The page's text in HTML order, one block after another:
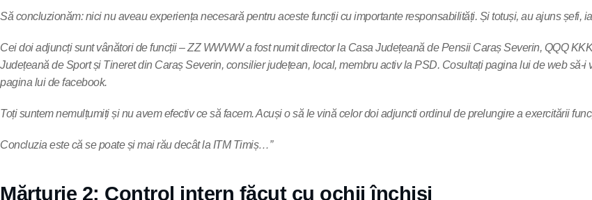
Să concluzionăm: nici nu aveau experiența necesară pentru aceste funcții cu importante responsabilități. Și totuși, au ajuns șefi,
Cei doi adjuncți sunt vânători de funcții – ZZ WWWW a fost numit director la Casa Județeană de Pensii Caraș Severin, QQQ
Județeană de Sport și Tineret din Caraș Severin, consilier județean, local, membru activ la PSD. Cosultați pagina lui de web
pagina lui de facebook.
Toți suntem nemulțumiți și nu avem efectiv ce să facem. Acuși o să le vină celor doi adjuncti ordinul de prelungire a exercitării
Concluzia este că se poate și mai rău decât la ITM Timiș…”
Mărturie 2: Control intern făcut cu ochii închiși